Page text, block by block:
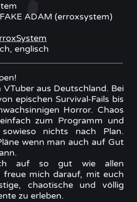
ADAM (erroxsystem)
englisch
VTuber aus Deutschland. Bei
epischen Survival-Fails bis
Horror. Chaos
zum Programm und
nichts nach Plan.
wenn man auch auf Gut
auf so gut wie allen
freue mich darauf, mit euch
chaotische und völlig
zu erleben.